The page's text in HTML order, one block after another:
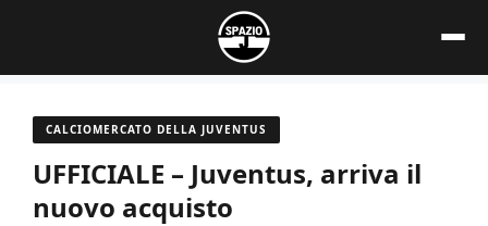
contenuto
CALCIOMERCATO DELLA JUVENTUS
UFFICIALE – Juventus, arriva il
nuovo acquisto